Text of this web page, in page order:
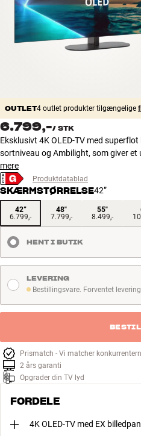
Tilbehør
INSPIRATION
TILBUD
Find Butik
Kundeservice
Log ind
Kundeservice
Byg med Lyd
OUTLET4 outlet produkter tilgængelige
6.799,-/ STK
Eksklusivt 4K OLED-TV med
sortniveau og Ambilight, som giver et
mere
Produktdatablad
SKÆRMSTØRRELSE42”
42”
6.799,-
48"
7.799,-
55"
8.499,-
HENT I BUTIK
Bestillingsvare. Forventet leveringstid 3-4 uger
Bestillingsvare. Forventet
LEVERING
BESTIL
Prismatch - Vi matcher
2 års garanti
Opgrader din TV lyd
FORDELE
4K OLED-TV med EX